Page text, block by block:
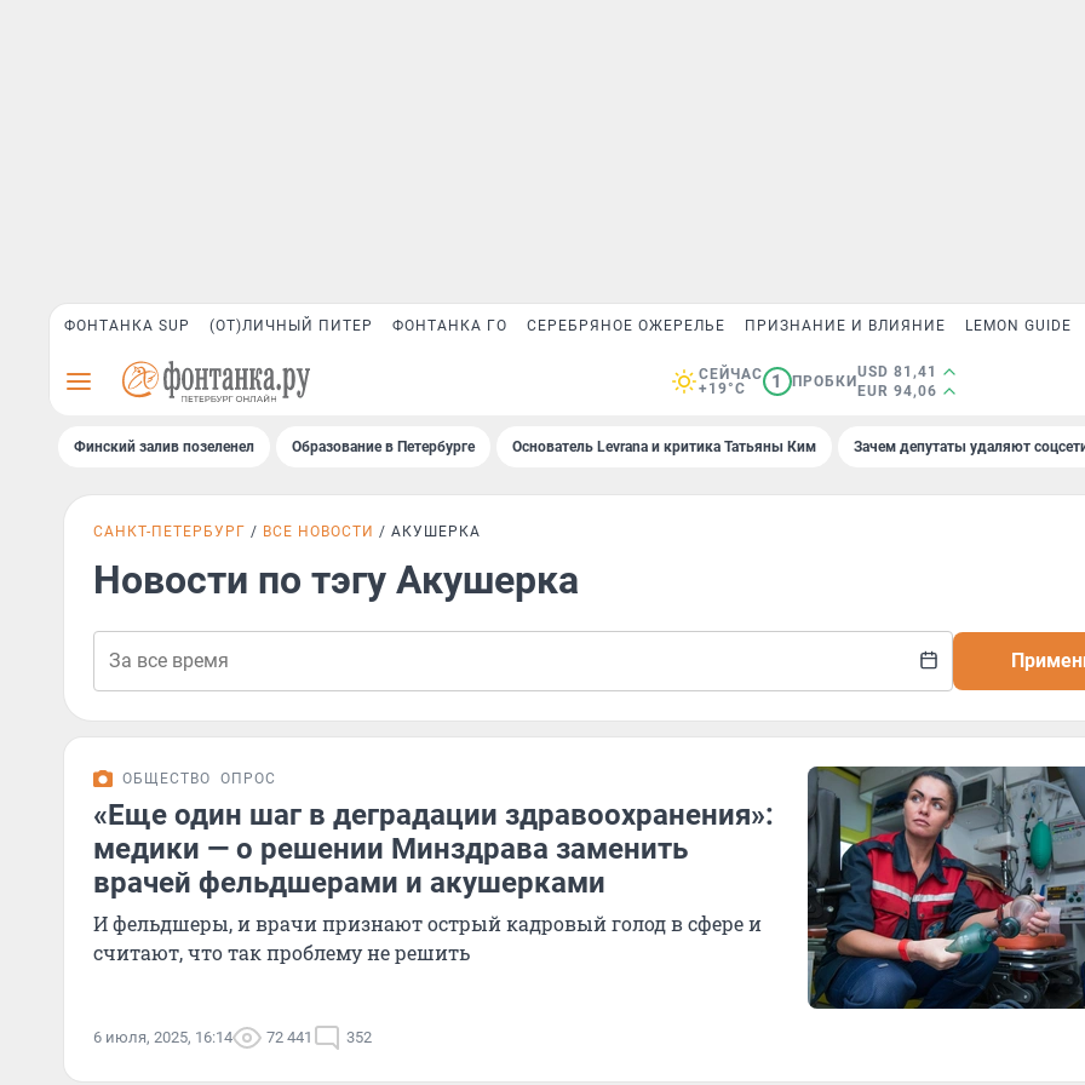
ФОНТАНКА SUP (ОТ)ЛИЧНЫЙ ПИТЕР ФОНТАНКА ГО СЕРЕБРЯНОЕ ОЖЕРЕЛЬЕ ПРИЗНАНИЕ И ВЛИЯНИЕ LEMON GUIDE
СЕЙЧАС
+19°C
1 ПРОБКИ
USD 81,41
EUR 94,06
Финский залив позеленел Образование в Петербурге Основатель Levrana и критика Татьяны Ким Зачем депутаты удаляют
САНКТ-ПЕТЕРБУРГ ВСЕ НОВОСТИ АКУШЕРКА
Новости по тэгу Акушерка
ОБЩЕСТВО ОПРОС
«Eще один шаг в деградации здравоохранения»:
медики — о решении Минздрава заменить
врачей фельдшерами и акушерками
И фельдшеры, и врачи признают острый кадровый голод в сфере и
считают, что так проблему не решить
6 июля, 2025, 16:14 72 441 352